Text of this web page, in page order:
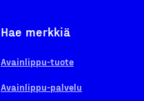
Hae merkkiä
Avainlippu-tuote
Avainlippu-palvelu